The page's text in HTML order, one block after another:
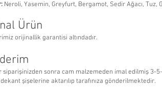
Neroli, Yasemin, Greyfurt, Bergamot, Sedir Ağacı, Tuz,
Ürün
orijinallik garantisi altındadır.
siparişinizden sonra cam malzemeden imal edilmiş 3-
şişelerine aktarılıp tarafınıza gönderilmektedir.